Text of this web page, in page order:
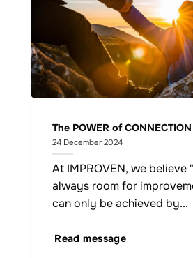
The POWER of CONNECTION
24 December 2024
At IMPROVEN, we believe
always room for
can only be achieved by...
Read message